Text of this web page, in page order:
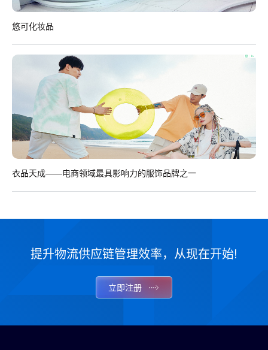
悠可化妆品
衣品天成——电商领域最具影响力的服饰品牌之一
提升物流供应链管理效率，从现在开始!
立即注册